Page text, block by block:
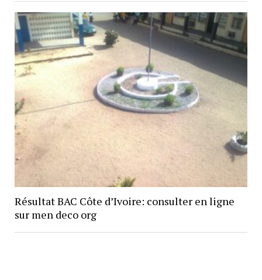
Résultat BAC Côte d’Ivoire: consulter en ligne
sur men deco org